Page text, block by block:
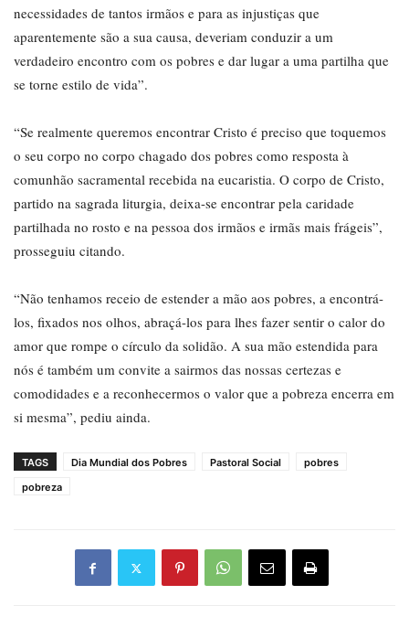
necessidades de tantos irmãos e para as injustiças que
aparentemente são a sua causa, deveriam conduzir a um
verdadeiro encontro com os pobres e dar lugar a uma partilha que
se torne estilo de vida”.
“Se realmente queremos encontrar Cristo é preciso que toquemos
o seu corpo no corpo chagado dos pobres como resposta à
comunhão sacramental recebida na eucaristia. O corpo de Cristo,
partido na sagrada liturgia, deixa-se encontrar pela caridade
partilhada no rosto e na pessoa dos irmãos e irmãs mais frágeis”,
prosseguiu citando.
“Não tenhamos receio de estender a mão aos pobres, a encontrá-
los, fixados nos olhos, abraçá-los para lhes fazer sentir o calor do
amor que rompe o círculo da solidão. A sua mão estendida para
nós é também um convite a sairmos das nossas certezas e
comodidades e a reconhecermos o valor que a pobreza encerra em
si mesma”, pediu ainda.
TAGS Dia Mundial dos Pobres Pastoral Social
pobres
pobreza